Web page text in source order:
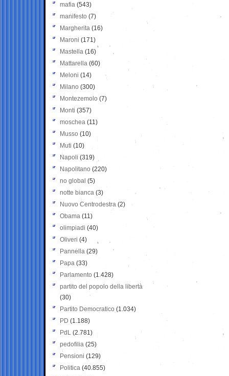
mafia (543)
manifesto (7)
Margherita (16)
Maroni (171)
Mastella (16)
Mattarella (60)
Meloni (14)
Milano (300)
Montezemolo (7)
Monti (357)
moschea (11)
Musso (10)
Muti (10)
Napoli (319)
Napolitano (220)
no global (5)
notte bianca (3)
Nuovo Centrodestra (2)
Obama (11)
olimpiadi (40)
Oliveri (4)
Pannella (29)
Papa (33)
Parlamento (1.428)
partito del popolo della libertà
(30)
Partito Democratico (1.034)
PD (1.188)
PdL (2.781)
pedofilia (25)
Pensioni (129)
Politica (40.855)